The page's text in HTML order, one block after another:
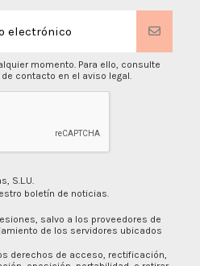
momento. Para ello, consulte
contacto en el aviso legal.
S.L.U.
boletín de noticias.
salvo a los proveedores de
de los servidores ubicados
derechos de acceso, rectificación,